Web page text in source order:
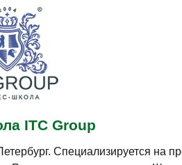
ITC Group
Специализируется на